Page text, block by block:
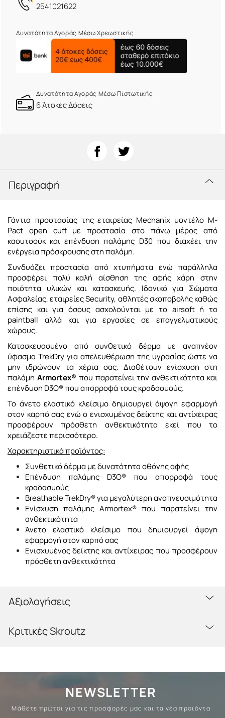
2541021622
Δυνατότητα Αγοράς Μέσω Χρεωστικής
Δυνατότητα Αγοράς Μέσω Πιστωτικής
6 Άτοκες Δόσεις
Περιγραφή
Γάντια προστασίας της εταιρείας Mechanix μοντέλο M-
Pact open cuff με προστασία στο πάνω μέρος από
καουτσούκ και επένδυση παλάμης D30 που διαχέει την
ενέργεια πρόσκρουσης στη παλάμη.
Συνδυάζει προστασία από χτυπήματα ενώ παράλληλα
προσφέρει πολύ καλή αίσθηση της αφής χάρη στην
ποιότητα υλικών και κατασκευής. Ιδανικό για Σώματα
Ασφαλείας, εταιρείες Security, αθλητές σκοποβολής καθώς
επίσης και για όσους ασχολούνται με το airsoft ή το
paintball αλλά και για εργασίες σε επαγγελματικούς
χώρους.
Κατασκευασμένο από συνθετικό δέρμα με αναπνέον
ύφασμα TrekDry για απελευθέρωση της υγρασίας ώστε να
μην ιδρώνουν τα χέρια σας. Διαθέτουν ενίσχυση στη
παλάμη Armortex® που παρατείνει την ανθεκτικότητα και
επένδυση D3O® που απορροφά τους κραδασμούς.
Το άνετο ελαστικό κλείσιμο δημιουργεί άψογη εφαρμογή
στον καρπό σας ενώ ο ενισχυμένος δείκτης και αντίχειρας
προσφέρουν πρόσθετη ανθεκτικότητα εκεί που το
χρειάζεστε περισσότερο.
Χαρακτηριστικά προϊόντος:
Συνθετικό δέρμα με δυνατότητα οθόνης αφής
Επένδυση παλάμης D3O® που απορροφά τους
κραδασμούς
Breathable TrekDry® για μεγαλύτερη αναπνευσιμότητα
Ενίσχυση παλάμης Armortex® που παρατείνει την
ανθεκτικότητα
Άνετο ελαστικό κλείσιμο που δημιουργεί άψογη
εφαρμογή στον καρπό σας
Ενισχυμένος δείκτης και αντίχειρας που προσφέρουν
πρόσθετη ανθεκτικότητα
Αξιολογήσεις
Κριτικές Skroutz
NEWSLETTER
Μάθετε πρώτοι για τις προσφορές μας και τα νέα προϊόντα